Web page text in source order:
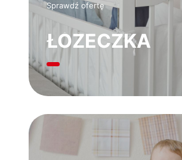
Sprawdź ofertę
ŁÓŻECZKA